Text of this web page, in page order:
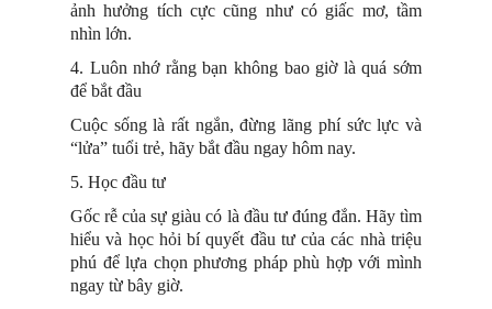
ảnh hưởng tích cực cũng như có giấc mơ, tầm
nhìn lớn.
4. Luôn nhớ rằng bạn không bao giờ là quá sớm
để bắt đầu
Cuộc sống là rất ngắn, đừng lãng phí sức lực và
“lửa” tuổi trẻ, hãy bắt đầu ngay hôm nay.
5. Học đầu tư
Gốc rễ của sự giàu có là đầu tư đúng đắn. Hãy tìm
hiểu và học hỏi bí quyết đầu tư của các nhà triệu
phú để lựa chọn phương pháp phù hợp với mình
ngay từ bây giờ.